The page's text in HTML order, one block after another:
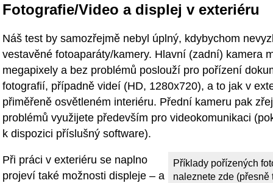
Fotografie/Video a displej v exteriéru
Náš test by samozřejmě nebyl úplný, kdybychom
vestavěné fotoaparáty/kamery. Hlavní (zadní) kamera
megapixely a bez problémů poslouží pro pořízení
fotografií, případně videí (HD, 1280x720), a to jak v
přiměřeně osvětleném interiéru. Přední kameru pak
problémů využijete především pro videokomunikaci
k dispozici příslušný software).
Příklady pořízených
naleznete zde (přesně
Při práci v exteriéru se naplno
projeví také možnosti displeje – a